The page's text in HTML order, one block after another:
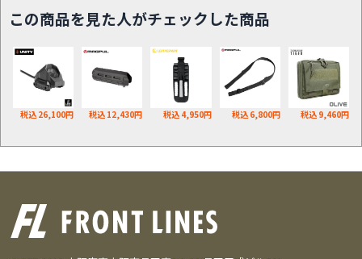
この商品を見た人がチェックした商品
税込 26,100円 税込 12,430円 税込 4,950円 税込 6,800円 税込 9,460円